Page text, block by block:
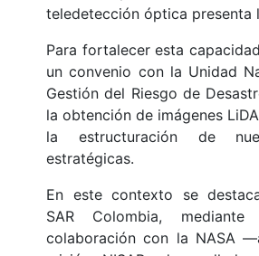
teledetección óptica presenta
Para fortalecer esta
un convenio con la Unidad
Gestión del Riesgo de
la obtención de imágenes
la estructuración de
estratégicas.
En este contexto se
SAR Colombia,
colaboración con la NASA